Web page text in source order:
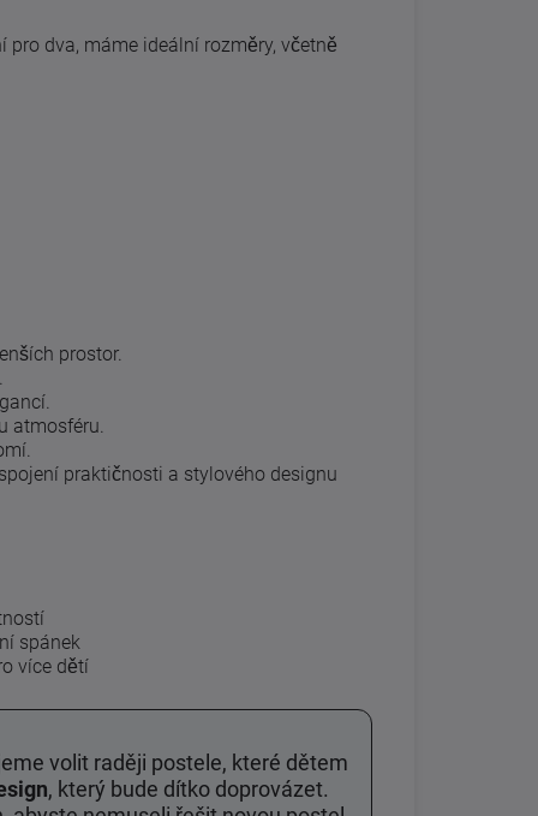
dva, máme ideální rozměry, včetně
prostor.
atmosféru.
praktičnosti a stylového designu
spánek
více dětí
volit raději postele, které dětem
, který bude dítko doprovázet.